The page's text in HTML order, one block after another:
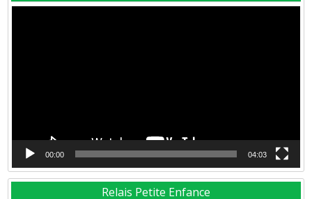
00:00 04:03
Relais Petite Enfance